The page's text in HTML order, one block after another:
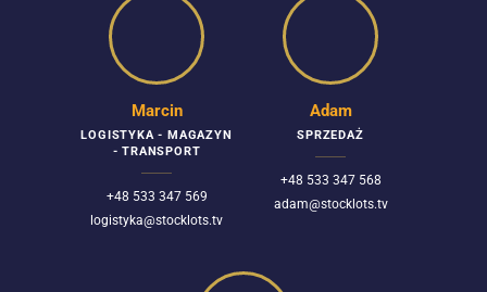
Marcin
LOGISTYKA - MAGAZYN
- TRANSPORT
+48 533 347 569
logistyka@stocklots.tv
Adam
SPRZEDAŻ
+48 533 347 568
adam@stocklots.tv